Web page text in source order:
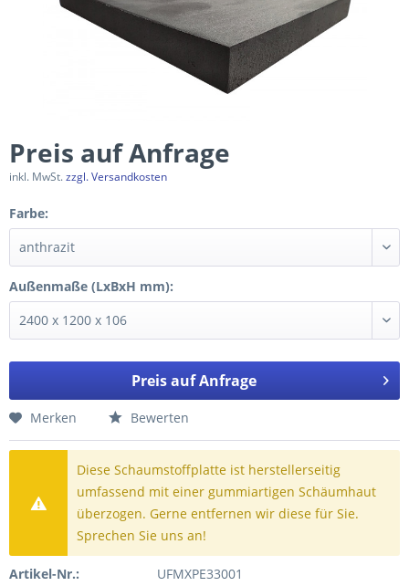
Preis auf Anfrage
inkl. MwSt.zzgl. Versandkosten
Farbe:
Außenmaße (LxBxH mm):
Preis auf Anfrage
Merken Bewerten
Diese Schaumstoffplatte ist herstellerseitig
umfassend mit einer gummiartigen Schäumhaut
überzogen. Gerne entfernen wir diese für Sie.
Sprechen Sie uns an!
Artikel-Nr.:
UFMXPE33001